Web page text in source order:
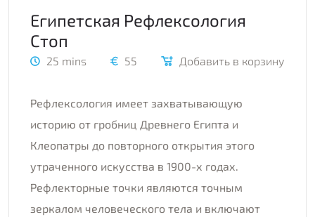
Египетская Рефлексология
Стоп
25 mins 55 Добавить в корзину
Рефлексология имеет захватывающую
историю от гробниц Древнего Египта и
Клеопатры до повторного открытия этого
утраченного искусства в 1900-х годах.
Рефлекторные точки являются точным
зеркалом человеческого тела и включают